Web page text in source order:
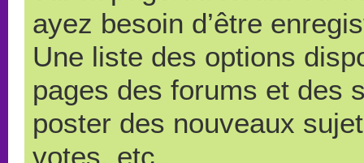
ayez besoin d’être
Une liste des options
pages des forums et des
poster des nouveaux
votes, etc.